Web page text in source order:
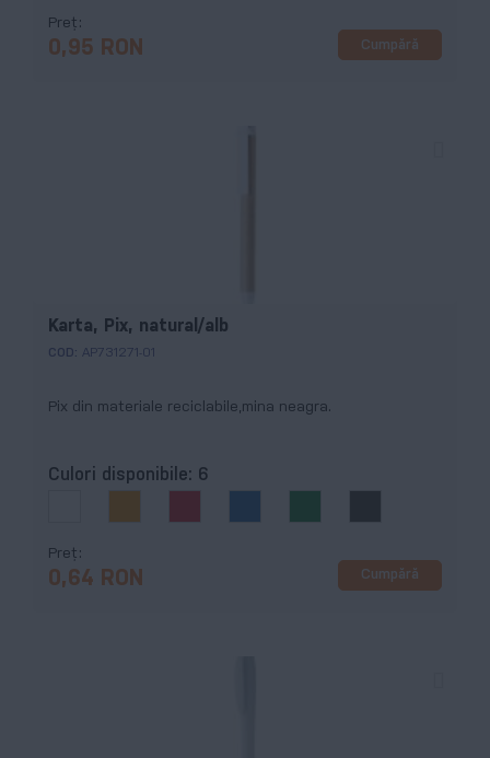
Preț
0,95 RON Cumpără
Karta, Pix, natural/alb
COD: AP731271-01
Pix din materiale reciclabile,mina neagra.
Culori disponibile: 6
Preț
0,64 RON Cumpără